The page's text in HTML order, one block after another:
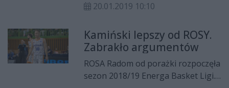
Radom będzie szczególny, bo
wieloletniego trenera radomian,
Wojciecha Kamińskiego.
20.01.2019 10:10
Kamiński lepszy od ROSY.
Zabrakło argumentów
ROSA Radom od porażki rozpoczęła
sezon 2018/19 Energa Basket Ligi.